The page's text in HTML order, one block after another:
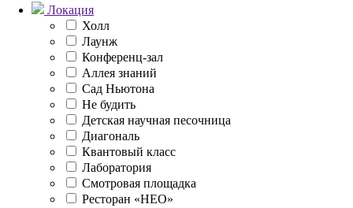
Локация
Холл
Лаунж
Конференц-зал
Аллея знаний
Сад Ньютона
Не будить
Детская научная песочница
Диагональ
Квантовый класс
Лаборатория
Смотровая площадка
Ресторан «НЕО»